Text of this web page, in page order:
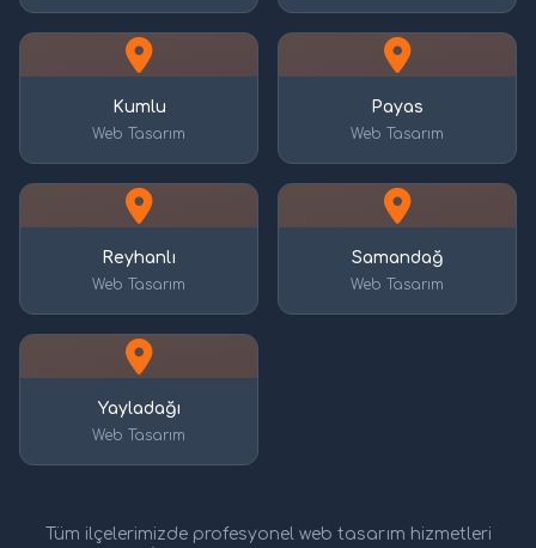
Kumlu
Web Tasarım
Payas
Web Tasarım
Reyhanlı
Web Tasarım
Samandağ
Web Tasarım
Yayladağı
Web Tasarım
Tüm ilçelerimizde profesyonel web tasarım hizmetleri